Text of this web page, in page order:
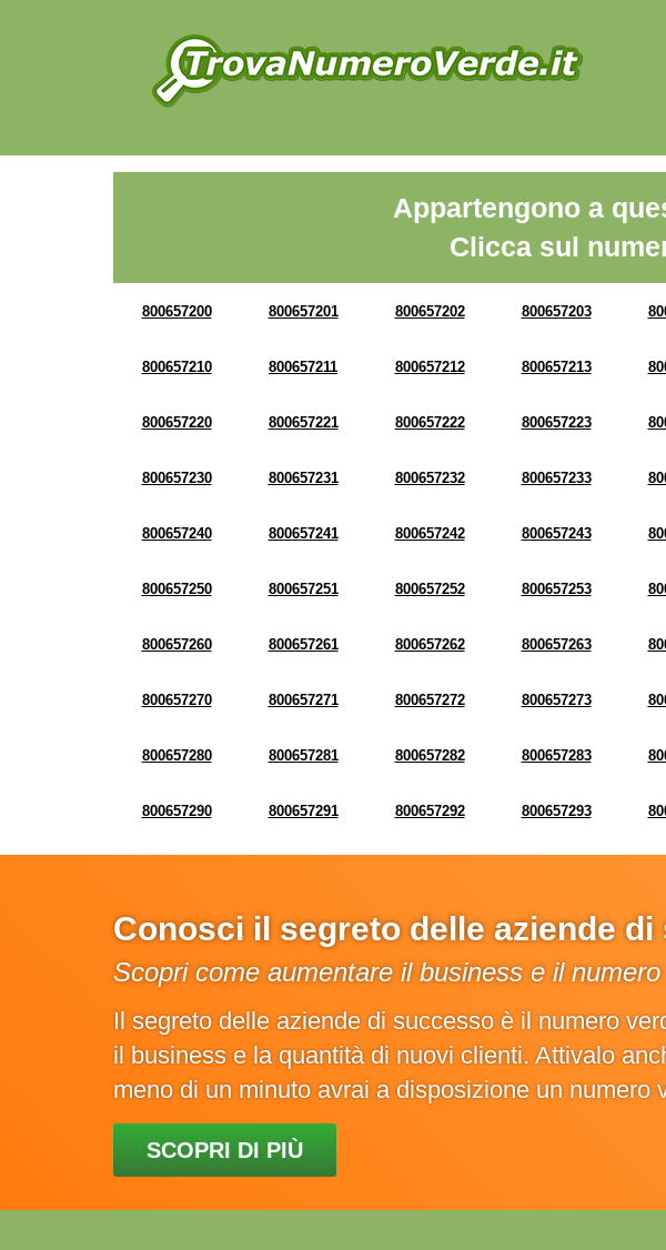
Appartengono a
Clicca sul
800657200 800657201 800657202 800657203
800657210 800657211 800657212 800657213
800657220 800657221 800657222 800657223
800657230 800657231 800657232 800657233
800657240 800657241 800657242 800657243
800657250 800657251 800657252 800657253
800657260 800657261 800657262 800657263
800657270 800657271 800657272 800657273
800657280 800657281 800657282 800657283
800657290 800657291 800657292 800657293
Conosci il segreto delle aziende
Scopri come aumentare il business e il
Il segreto delle aziende di successo è il numero
il business e la quantità di nuovi clienti. Attivalo
meno di un minuto avrai a disposizione un numero
SCOPRI DI PIÙ